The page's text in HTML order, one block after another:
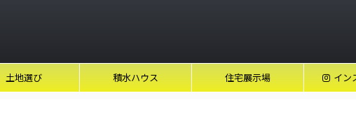
土地選び 積水ハウス 住宅展示場 イン